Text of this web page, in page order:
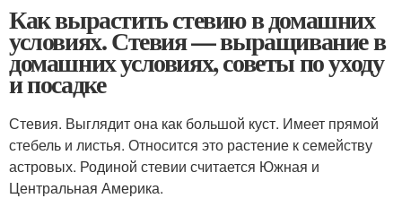
Как вырастить стевию в домашних
условиях. Стевия — выращивание в
домашних условиях, советы по уходу
и посадке
Стевия. Выглядит она как большой куст. Имеет прямой
стебель и листья. Относится это растение к семейству
астровых. Родиной стевии считается Южная и
Центральная Америка.